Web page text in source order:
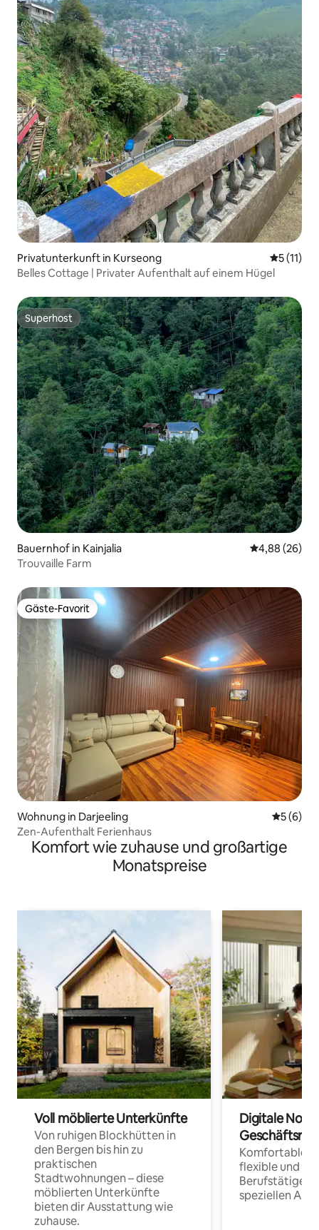
Privatunterkunft in Kurseong
5 (11)
Belles Cottage | Privater Aufenthalt auf einem Hügel
Superhost
Superhost
Bauernhof in Kainjalia
4,88 (26)
Trouvaille Farm
Gäste-Favorit
Gäste-Favorit
Wohnung in Darjeeling
5 (6)
Zen-Aufenthalt Ferienhaus
Komfort wie zuhause und großartige
Monatspreise
Voll möblierte Unterkünfte
Von ruhigen Blockhütten in
den Bergen bis hin zu
praktischen
Stadtwohnungen – diese
möblierten Unterkünfte
bieten dir Ausstattung wie
zuhause.
Digitale
Komfortable
flexible und
Berufstätige
speziellen